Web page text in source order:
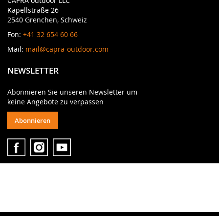
Kapellstraße 26
2540 Grenchen, Schweiz
Fon: +41 32 654 60 66
Mail: mail@capra-outdoor.com
NEWSLETTER
Abonnieren Sie unseren Newsletter um
keine Angebote zu verpassen
Abonnieren